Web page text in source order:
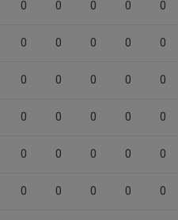
0 0 0 0 0
0 0 0 0 0
0 0 0 0 0
0 0 0 0 0
0 0 0 0 0
0 0 0 0 0